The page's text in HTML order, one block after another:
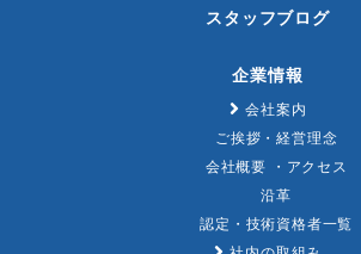
スタッフブログ
企業情報
会社案内
ご挨拶・経営理念
会社概要 ・アクセス
沿革
認定・技術資格者一覧